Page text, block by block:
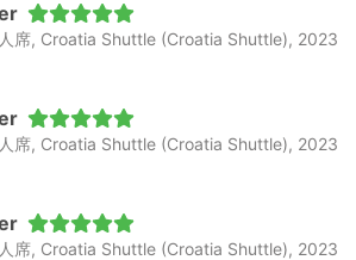
席, Croatia Shuttle (Croatia Shuttle), 2023
席, Croatia Shuttle (Croatia Shuttle), 2023
席, Croatia Shuttle (Croatia Shuttle), 2023